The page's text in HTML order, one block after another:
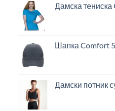
Дамска
Шапка Comfort
Дамски потник